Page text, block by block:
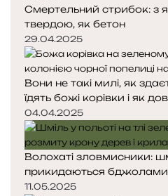
з
н
а
в
)
с
т
о
р
і
н
к
а
с
т
о
р
і
н
к
а
Смертельний стрибок: з
твердою, як бетон
29.04.2025
Вони не такі милі, як
їдять божі корівки і як
04.04.2025
Волохаті зловмисники:
прикидаються бджолами
11.05.2025